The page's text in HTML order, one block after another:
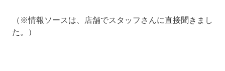
（※情報ソースは、店舗でスタッフさんに直接聞きまし
た。）